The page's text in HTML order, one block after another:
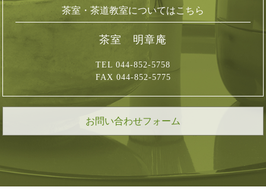
茶室・茶道教室についてはこちら
茶室 明章庵
TEL 044-852-5758
FAX 044-852-5775
お問い合わせフォーム